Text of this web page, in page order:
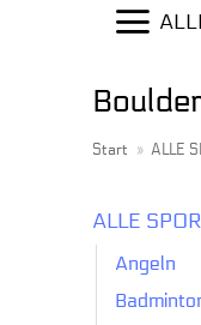
Start » ALLE
ALLE
Angeln